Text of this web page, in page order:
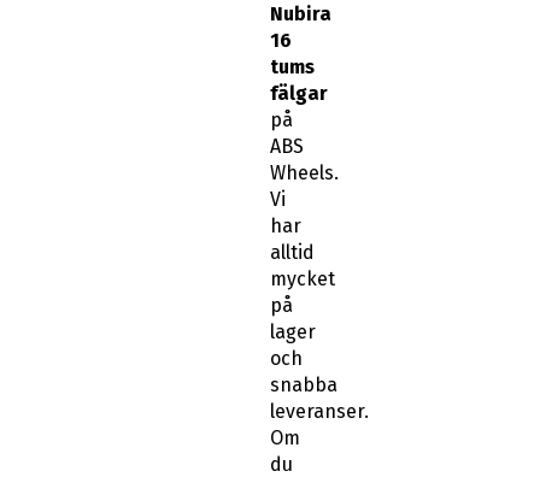
Nubira
16
tums
fälgar
på
ABS
Wheels.
Vi
har
alltid
mycket
på
lager
och
snabba
leveranser.
Om
du